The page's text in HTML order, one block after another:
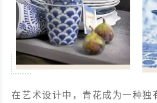
在艺术设计中，青花成为一种独